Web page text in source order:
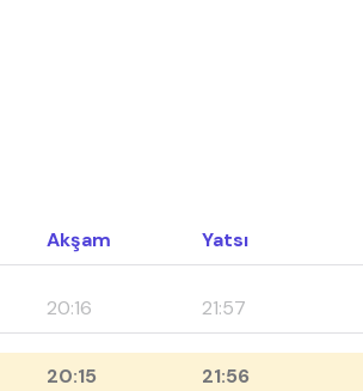
Akşam Yatsı
20:16 21:57
20:15 21:56